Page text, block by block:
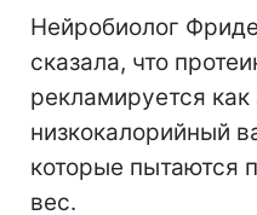
Нейробиолог
сказала, что
рекламируется
низкокалорийный
которые пытаются
вес.